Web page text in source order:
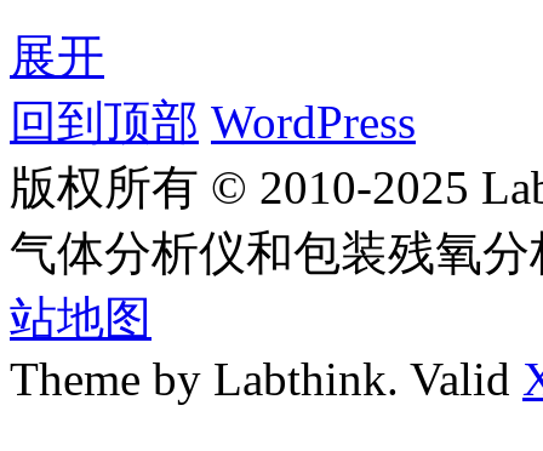
展开
回到顶部 WordPress
版权所有 © 2010-2025
气体分析仪和包装残氧
站地图
Theme by Labthink. Valid